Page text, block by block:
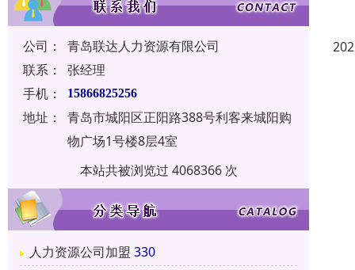
公司：
青岛联达人力资源有限公司
联系：
张经理
手机：
15866825256
地址：
青岛市城阳区正阳路388号利客来城阳购
物广场1号楼8层4室
本站共被浏览过 4068366 次
人力资源公司加盟 330